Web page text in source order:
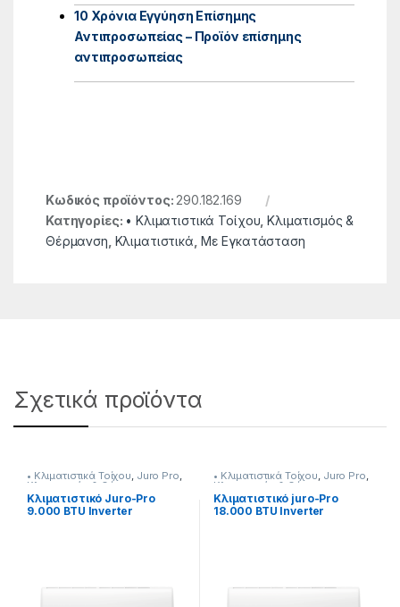
10 Χρόνια Εγγύηση Επίσημης
Αντιπροσωπείας – Προϊόν επίσημης
αντιπροσωπείας
Κωδικός προϊόντος: 290.182.169
Κατηγορίες: • Κλιματιστικά Τοίχου ,Κλιματισμός &
Θέρμανση Κλιματιστικά Με Εγκατάσταση
Σχετικά προϊόντα
• Κλιματιστικά Τοίχου, Juro Pro,
Κλιματισμός & Θέρμανση
Κλιματιστικά,Με Εγκατάσταση
Κλιματιστικό Juro-Pro
9.000 BTU Inverter
• Κλιματιστικά Τοίχου, Juro Pro,
Κλιματισμός & Θέρμανση
Κλιματιστικά,Με Εγκατάσταση
Κλιματιστικό juro-Pro
18.000 BTU Inverter